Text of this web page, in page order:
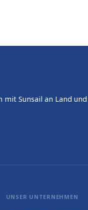
Sunsail an Land
UNSER UNTERNEHMEN